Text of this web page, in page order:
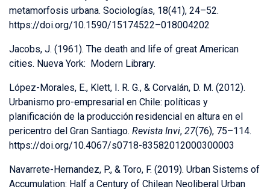
metamorfosis urbana. Sociologías, 18(41), 24–52.
https://doi.org/10.1590/15174522–018004202
Jacobs, J. (1961). The death and life of great American
cities. Nueva York: Modern Library.
López-Morales, E., Klett, I. R. G., & Corvalán, D. M. (2012).
Urbanismo pro-empresarial en Chile: políticas y
planificación de la producción residencial en altura en el
pericentro del Gran Santiago. Revista Invi, 27(76), 75–114.
https://doi.org/10.4067/s0718-83582012000300003
Navarrete-Hernandez, P., & Toro, F. (2019). Urban Sistems of
Accumulation: Half a Century of Chilean Neoliberal Urban